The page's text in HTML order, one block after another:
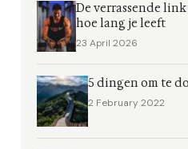
De verrassende
hoe lang je leeft
23 April 2026
5 dingen om te
2 February 2022